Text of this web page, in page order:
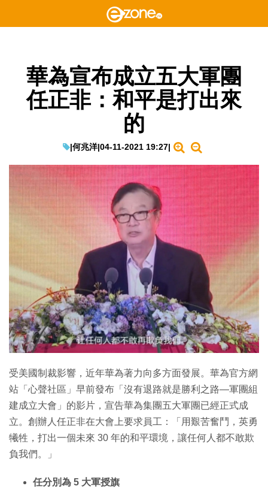
華為宣布成立五大軍團
任正非：和平是打出來
的
|何兆洋|04-11-2021 19:27|
受美國制裁影響，近年華為著力向多方面發展。華為官方網
站「心聲社區」早前發布「沒有退路就是勝利之路—軍團組
建成立大會」的影片，宣告華為集團五大軍團已經正式成
立。創辦人任正非在大會上要求員工：「用艱苦奮鬥，英勇
犧牲，打出一個未來 30 年的和平環境，讓任何人都不敢欺
負我們。」
任分別為 5 大軍授旗